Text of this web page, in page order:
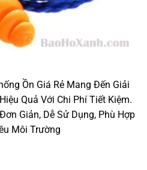
Ồn Giá Rẻ Mang Đến Giải
Quả Với Chi Phí Tiết Kiệm.
Giản, Dễ Sử Dụng, Phù Hợp
Môi Trường